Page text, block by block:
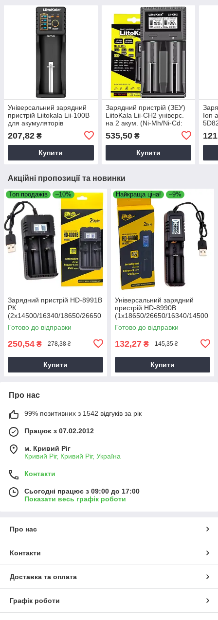
Універсальний зарядний
пристрій Liitokala Lii-100B
для акумуляторів
(14500/16340/18650/26650)
USB, L
207,82 ₴
Купити
Зарядний пристрій (ЗЕУ)
LiitoKala Lii-CH2 універс.
на 2 акум. (Ni-Mh/Ni-Cd:
АА, ААА, С; Li-ion 10440-
26650) 5V (USB)
535,50₴
Купити
Ion
Акційні пропозиції та новинки
Топ продажів –10%
Зарядний пристрій HD-8991B
РК
(2x14500/16340/18650/26650
) USB
Готово до відправки
250,54 ₴ 278,38 ₴
Купити
Найкраща ціна! –9%
Універсальний зарядний
пристрій HD-8990B
(1x18650/26650/16340/14500
) USB
Готово до відправки
132,27 ₴ 145,35 ₴
Купити
Про нас
99% позитивних з 1542 відгуків за рік
Працює з 07.02.2012
м. Кривий Ріг
Кривий Ріг, Кривий Ріг, Україна
Контакти
Сьогодні працює з 09:00 до 17:00
Показати весь графік роботи
Про нас
Контакти
Доставка та оплата
Графік роботи